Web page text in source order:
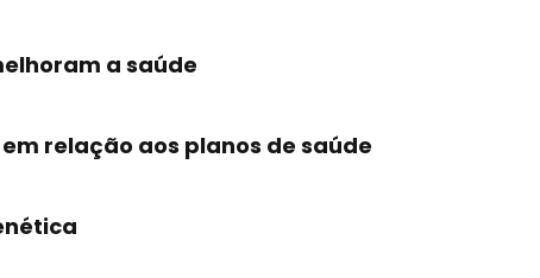
a saúde
relação aos planos de saúde